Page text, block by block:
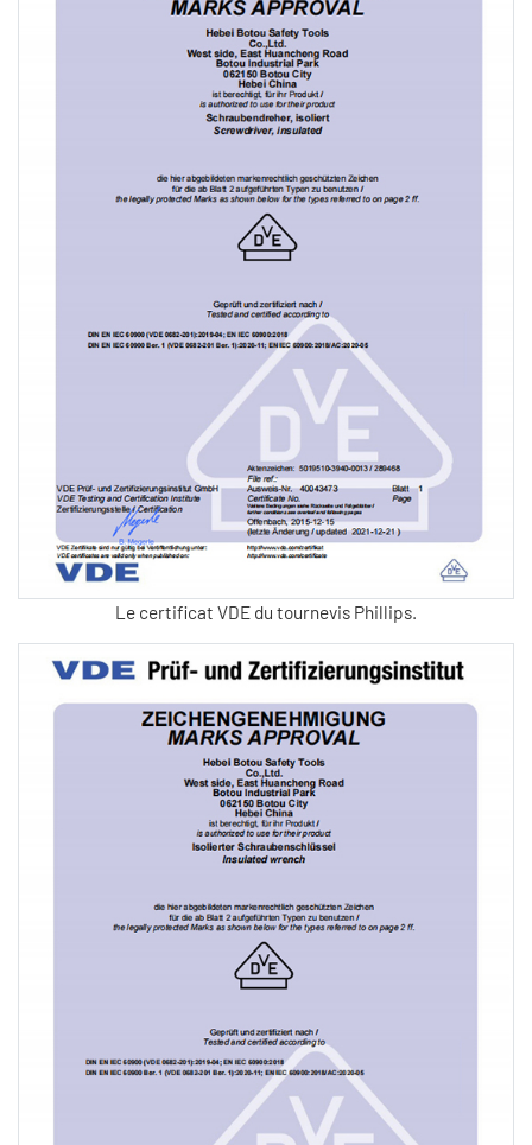
Le certificat VDE du tournevis Phillips.